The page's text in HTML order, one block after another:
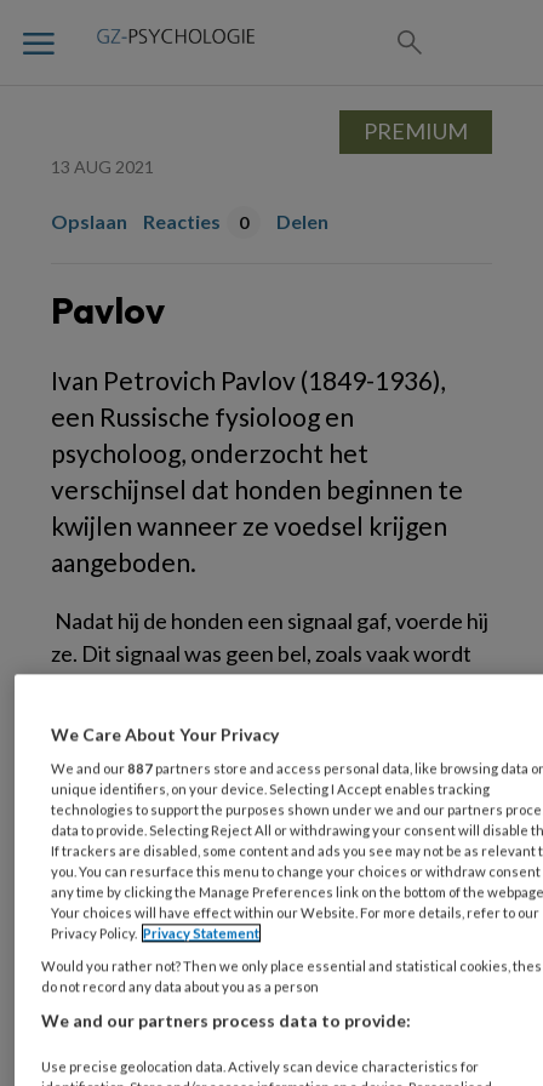
13 AUG 2021
Opslaan Reacties 0 Delen
Pavlov
Ivan Petrovich Pavlov (1849-1936),
een Russische fysioloog en
psycholoog, onderzocht het
verschijnsel dat honden beginnen te
kwijlen wanneer ze voedsel krijgen
aangeboden.
Nadat hij de honden een signaal gaf, voerde hij
ze. Dit signaal was geen bel, zoals vaak wordt
andere signalen (het geluid van een
harmonium, het trillen van een buzzer,
elektrische schokken). Eerst kwijlden de
honden alleen bij het voeren en niet bij het
signaal. Nadat het signaal meerdere keren
werd opgevolgd door het voeren, begonnen
de honden al te kwijlen bij het gegeven signaal.
Dit heet nu de voorwaardelijke reflex, en het
door Pavlov ontdekte verschijnsel heet
herhaaldelijk voorafgaat aan prikkel B (het
PREMIUM
We Care About Your Privacy
We and our887 partners store and access personal data, like browsing data
unique identifiers, on your device. Selecting I Accept enables tracking
technologies to support the purposes shown under we and our partners
data to provide. Selecting Reject All or withdrawing your consent will disable
If trackers are disabled, some content and ads you see may not be as relevant
you. You can resurface this menu to change your choices or withdraw consent
any time by clicking the Manage Preferences link on the bottom of the
Your choices will have effect within our Website. For more details, refer to our
Privacy Policy. Privacy Statement
Would you rather not? Then we only place essential and statistical cookies,
do not record any data about you as a person
We and our partners process data to provide:
Use precise geolocation data. Actively scan device characteristics for